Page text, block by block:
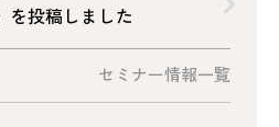
を投稿しました
セミナー情報一覧